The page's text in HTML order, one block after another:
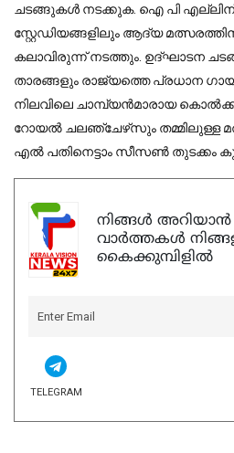
ചടങ്ങുകൾ നടക്കുക. ഐ പി എല്ലിന്
സ്റ്റേഡിയങ്ങളിലും ആദ്യ
കലാവിരുന്ന് നടത്തും. ഉദ്ഘാടന
താരങ്ങളും രാജ്യത്തെ പ്രധാന
നിലവിലെ ചാമ്പ്യന്‍മാരായ
റോയല്‍ ചലഞ്ചേഴ്‌സും തമ്മിലുള്ള
എല്‍ പതിനെട്ടാം സീസണ്‍ തുടക്കം
നിങ്ങൾ
വാർത്തകൾ
കൈക്കുമ്പിളിൽ
TELEGRAM